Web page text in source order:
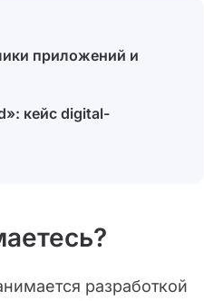
приложений и
кейс digital-
разработкой